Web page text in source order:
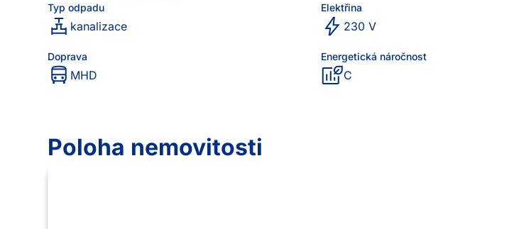
Typ odpadu
kanalizace
Elektřina
230 V
Doprava
MHD
Energetická náročnost
C
Poloha nemovitosti